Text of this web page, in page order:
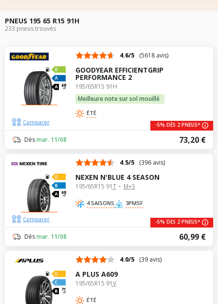
PNEUS 195 65 R15 91H
233 pneus trouvés
68
dB
4.6/5 (5618 avis)
GOODYEAR EFFICIENTGRIP
PERFORMANCE 2
195/65R15 91H
Meilleure note sur sol mouillé
ÉTÉ
73,20 €
Dèsmar. 11/08
Comparer -5% DÈS 2 PNEUS*
68
dB
4.5/5 (396 avis)
NEXEN N'BLUE 4 SEASON
195/65R15 91T M+S
4 SAISONS 3PMSF
60,99 €
Dèsmar. 11/08
Comparer -5% DES 2 PNEUS*
71
dB
4.0/5 (39 avis)
A PLUS A609
195/65R15 91V
ÉTÉ